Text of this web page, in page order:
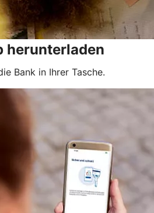
herunterladen
Bank in Ihrer Tasche.